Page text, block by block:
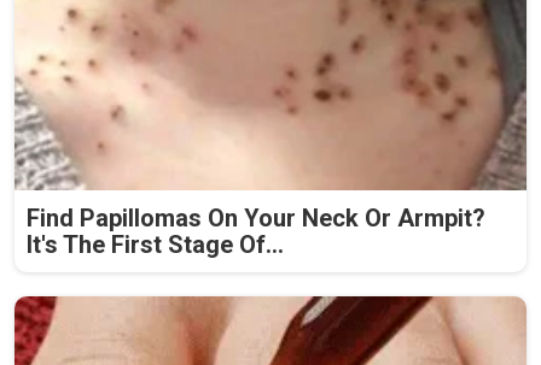
Find Papillomas On Your Neck Or Armpit?
It's The First Stage Of...